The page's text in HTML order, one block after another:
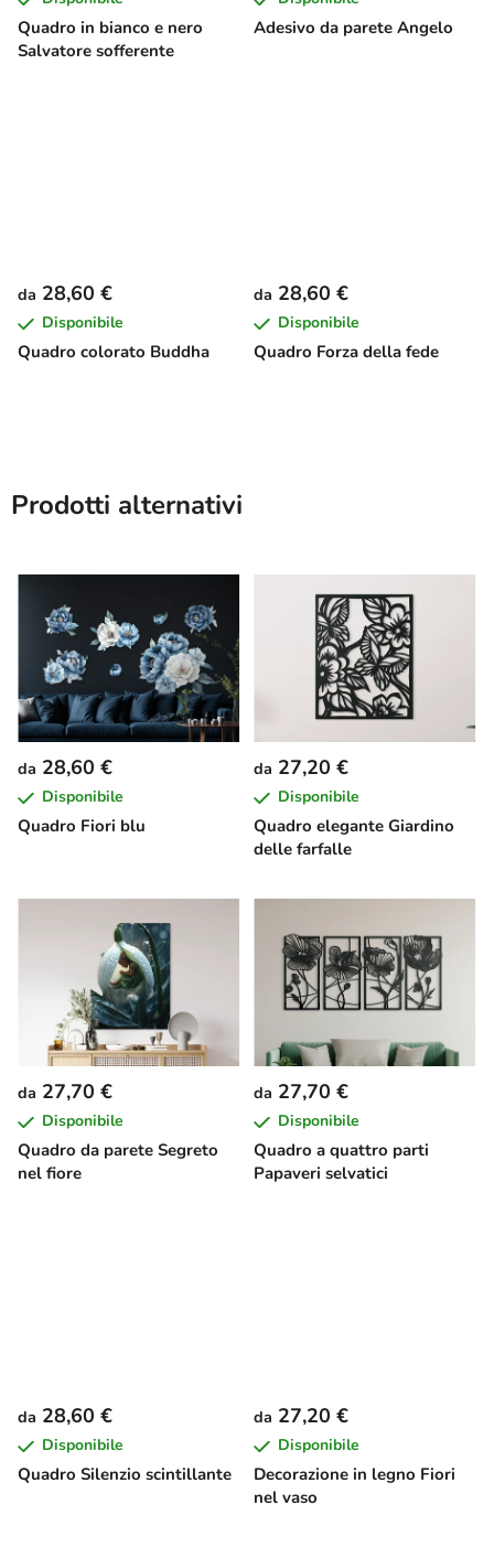
Quadro in bianco e nero
Salvatore sofferente
Adesivo da parete Angelo
Quadro colorato Buddha
da 28,60 €
Disponibile
Quadro Forza della fede
da 28,60 €
Disponibile
Prodotti alternativi
Quadro Fiori blu
da 28,60 €
Disponibile
Quadro elegante Giardino
delle farfalle
da 27,20 €
Disponibile
Quadro da parete Segreto
nel fiore
da 27,70 €
Disponibile
Quadro a quattro parti
Papaveri selvatici
da 27,70 €
Disponibile
Quadro Silenzio scintillante
da 28,60 €
Disponibile
Decorazione in legno Fiori
nel vaso
da 27,20 €
Disponibile